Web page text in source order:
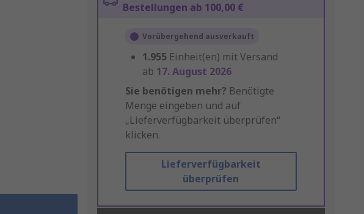
Bestellungen ab 100,00 €
Vorübergehend ausverkauft
1.955 Einheit(en) mit Versand
ab 17. August 2026
Sie benötigen mehr? Benötigte
Menge eingeben und auf
„Lieferverfügbarkeit überprüfen“
klicken.
Lieferverfügbarkeit
überprüfen